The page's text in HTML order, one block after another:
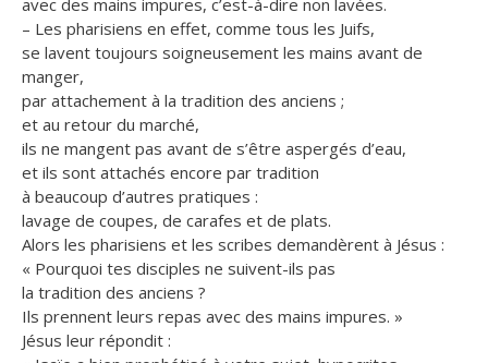
– Les pharisiens en effet, comme tous les Juifs,
se lavent toujours soigneusement les mains avant de
manger,
par attachement à la tradition des anciens ;
et au retour du marché,
ils ne mangent pas avant de s’être aspergés d’eau,
et ils sont attachés encore par tradition
à beaucoup d’autres pratiques :
lavage de coupes, de carafes et de plats.
Alors les pharisiens et les scribes demandèrent à Jésus :
« Pourquoi tes disciples ne suivent-ils pas
la tradition des anciens ?
Ils prennent leurs repas avec des mains impures. »
Jésus leur répondit :